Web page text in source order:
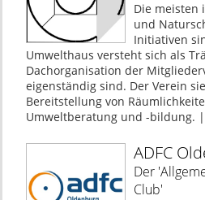
Die meisten
und
Initiativen
Umwelthaus versteht sich als
Dachorganisation der
eigenständig sind. Der Verein
Bereitstellung von
Umweltberatung und -bildung. |
ADFC
Der
Club'